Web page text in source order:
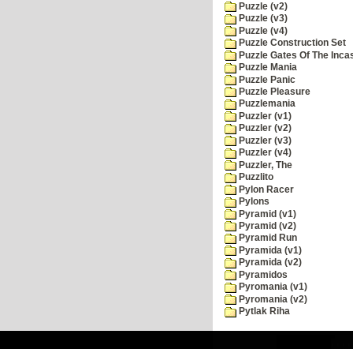
Puzzle (v2)
Puzzle (v3)
Puzzle (v4)
Puzzle Construction Set
Puzzle Gates Of The
Puzzle Mania
Puzzle Panic
Puzzle Pleasure
Puzzlemania
Puzzler (v1)
Puzzler (v2)
Puzzler (v3)
Puzzler (v4)
Puzzler, The
Puzzlito
Pylon Racer
Pylons
Pyramid (v1)
Pyramid (v2)
Pyramid Run
Pyramida (v1)
Pyramida (v2)
Pyramidos
Pyromania (v1)
Pyromania (v2)
Pytlak Riha